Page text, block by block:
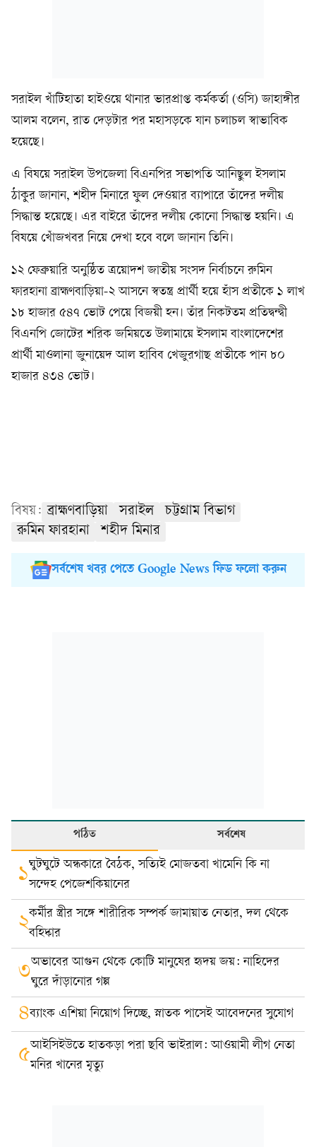
সরাইল খাঁটিহাতা হাইওয়ে থানার ভারপ্রাপ্ত কর্মকর্তা (ওসি) জাহাঙ্গীর
আলম বলেন, রাত দেড়টার পর মহাসড়কে যান চলাচল স্বাভাবিক
হয়েছে।
এ বিষয়ে সরাইল উপজেলা বিএনপির সভাপতি আনিছুল ইসলাম
ঠাকুর জানান, শহীদ মিনারে ফুল দেওয়ার ব্যাপারে তাঁদের দলীয়
সিদ্ধান্ত হয়েছে। এর বাইরে তাঁদের দলীয় কোনো সিদ্ধান্ত হয়নি। এ
বিষয়ে খোঁজখবর নিয়ে দেখা হবে বলে জানান তিনি।
১২ ফেব্রুয়ারি অনুষ্ঠিত ত্রয়োদশ জাতীয় সংসদ নির্বাচনে রুমিন
ফারহানা ব্রাহ্মণবাড়িয়া-২ আসনে স্বতন্ত্র প্রার্থী হয়ে হাঁস প্রতীকে ১ লাখ
১৮ হাজার ৫৪৭ ভোট পেয়ে বিজয়ী হন। তাঁর নিকটতম প্রতিদ্বন্দ্বী
বিএনপি জোটের শরিক জমিয়তে উলামায়ে ইসলাম বাংলাদেশের
প্রার্থী মাওলানা জুনায়েদ আল হাবিব খেজুরগাছ প্রতীকে পান ৮০
হাজার ৪৩৪ ভোট।
বিষয়: ব্রাহ্মণবাড়িয়া সরাইল
চট্টগ্রাম বিভাগ
রুমিন ফারহানা
শহীদ মিনার
সর্বশেষ খবর পেতে Google News ফিড ফলো করুন
পঠিত সর্বশেষ
১ঘুটঘুটে অন্ধকারে বৈঠক, সত্যিই মোজতবা খামেনি কি না
সন্দেহ পেজেশকিয়ানের
২কর্মীর স্ত্রীর সঙ্গে শারীরিক সম্পর্ক জামায়াত নেতার, দল থেকে
বহিষ্কার
৩অভাবের আগুন থেকে কোটি মানুষের হৃদয় জয়: নাহিদের
ঘুরে দাঁড়ানোর গল্প
৪ব্যাংক এশিয়া নিয়োগ দিচ্ছে, স্নাতক পাসেই আবেদনের সুযোগ
৫আইসিইউতে হাতকড়া পরা ছবি ভাইরাল: আওয়ামী লীগ নেতা
মনির খানের মৃত্যু